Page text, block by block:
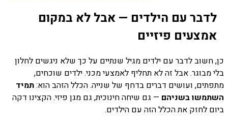
לדבר עם הילדים — אבל לא במקום
אמצעים פיזיים
כן, חשוב לדבר עם ילדים מגיל שנתיים על כך שלא ניגשים לחלון
בלי מבוגר. אבל זה לא תחליף לאמצעי מכני. ילדים שוכחים,
מתפתים, ועושים דברים בדחף של שנייה. הכלל הזהב הוא:תמיד
השתמשו בשניהם — גם שיחה חינוכית, גם מגן פיזי. הקצינו דקה
ביום לחזק את הכלל הזה עם הילדים.